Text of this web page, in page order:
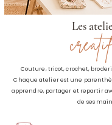
Les
Couture, tricot, crochet,
Chaque atelier est une
apprendre, partager et repartir
de ses